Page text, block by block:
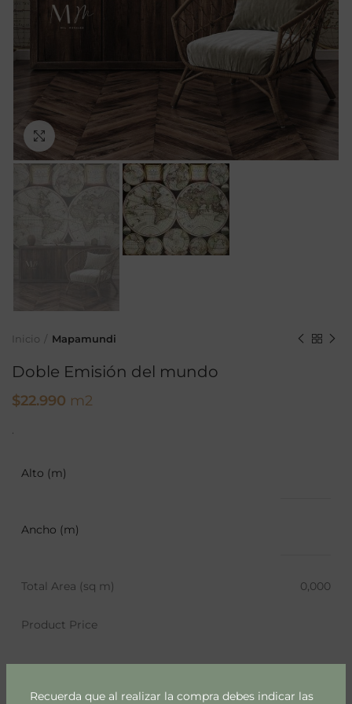
Recuerda que al realizar la compra debes indicar las
Ampliar
Inicio Mapamundi
Doble Emisión del mundo
$22.990 m2
.
Alto (m)
Ancho (m)
Total Area (sq m) 0,000
Product Price
AÑADIR AL CARRITO